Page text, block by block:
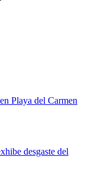
Playa del Carmen
desgaste del